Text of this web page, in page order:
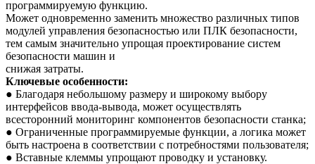
программируемую функцию.
Может одновременно заменить множество различных типов
модулей управления безопасностью или ПЛК безопасности,
тем самым значительно упрощая проектирование систем
безопасности машин и
снижая затраты.
Ключевые особенности:
● Благодаря небольшому размеру и широкому выбору
интерфейсов ввода-вывода, может осуществлять
всесторонний мониторинг компонентов безопасности станка;
● Ограниченные программируемые функции, а логика может
быть настроена в соответствии с потребностями пользователя;
● Вставные клеммы упрощают проводку и установку.